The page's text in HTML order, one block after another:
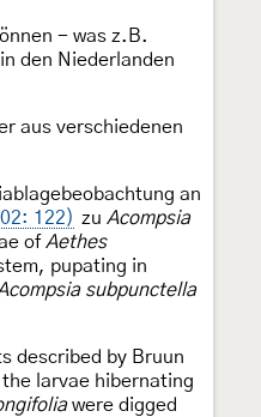
- was z.B.
den Niederlanden
aus verschiedenen
an
122) zu Acompsia
ofAethes
pupating in
subpunctella
described by Bruun
larvae hibernating
were digged